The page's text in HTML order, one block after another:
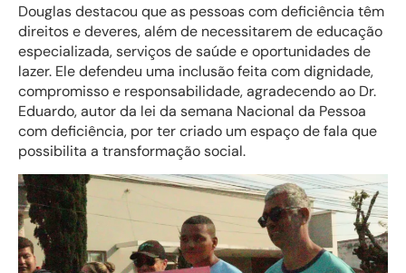
Douglas destacou que as pessoas com deficiência têm
direitos e deveres, além de necessitarem de educação
especializada, serviços de saúde e oportunidades de
lazer. Ele defendeu uma inclusão feita com dignidade,
compromisso e responsabilidade, agradecendo ao Dr.
Eduardo, autor da lei da semana Nacional da Pessoa
com deficiência, por ter criado um espaço de fala que
possibilita a transformação social.